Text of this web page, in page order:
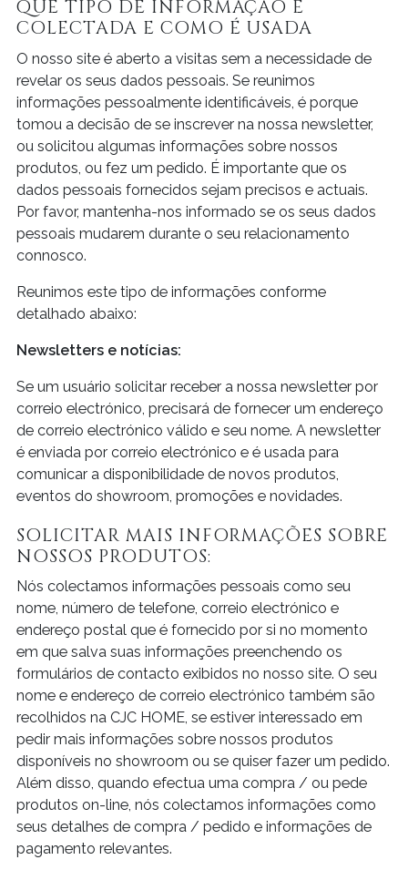
QUE TIPO DE INFORMAÇÃO É
COLECTADA E COMO É USADA
O nosso site é aberto a visitas sem a necessidade de
revelar os seus dados pessoais. Se reunimos
informações pessoalmente identificáveis, é porque
tomou a decisão de se inscrever na nossa newsletter,
ou solicitou algumas informações sobre nossos
produtos, ou fez um pedido. É importante que os
dados pessoais fornecidos sejam precisos e actuais.
Por favor, mantenha-nos informado se os seus dados
pessoais mudarem durante o seu relacionamento
connosco.
Reunimos este tipo de informações conforme
detalhado abaixo:
Newsletters e notícias:
Se um usuário solicitar receber a nossa newsletter por
correio electrónico, precisará de fornecer um endereço
de correio electrónico válido e seu nome. A newsletter
é enviada por correio electrónico e é usada para
comunicar a disponibilidade de novos produtos,
eventos do showroom, promoções e novidades.
SOLICITAR MAIS INFORMAÇÕES SOBRE
NOSSOS PRODUTOS:
Nós colectamos informações pessoais como seu
nome, número de telefone, correio electrónico e
endereço postal que é fornecido por si no momento
em que salva suas informações preenchendo os
formulários de contacto exibidos no nosso site. O seu
nome e endereço de correio electrónico também são
recolhidos na CJC HOME, se estiver interessado em
pedir mais informações sobre nossos produtos
disponíveis no showroom ou se quiser fazer um pedido.
Além disso, quando efectua uma compra / ou pede
produtos on-line, nós colectamos informações como
seus detalhes de compra / pedido e informações de
pagamento relevantes.